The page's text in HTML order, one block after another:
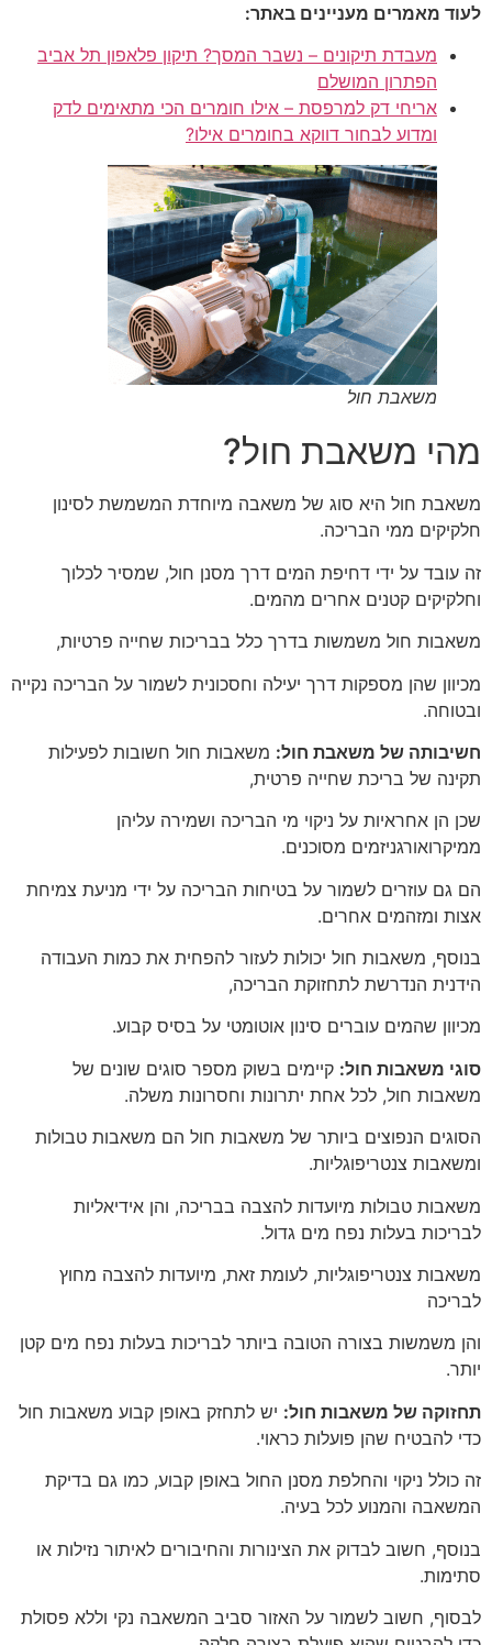
לעוד מאמרים מעניינים באתר:
מעבדת תיקונים – נשבר המסך? תיקון פלאפון תל אביב
הפתרון המושלם
אריחי דק למרפסת – אילו חומרים הכי מתאימים לדק
ומדוע לבחור דווקא בחומרים אילו?
משאבת חול
מהי משאבת חול?
משאבת חול היא סוג של משאבה מיוחדת המשמשת לסינון
חלקיקים ממי הבריכה.
זה עובד על ידי דחיפת המים דרך מסנן חול, שמסיר לכלוך
וחלקיקים קטנים אחרים מהמים.
משאבות חול משמשות בדרך כלל בבריכות שחייה פרטיות,
מכיוון שהן מספקות דרך יעילה וחסכונית לשמור על הבריכה נקייה
ובטוחה.
חשיבותה של משאבת חול: משאבות חול חשובות לפעילות
תקינה של בריכת שחייה פרטית,
שכן הן אחראיות על ניקוי מי הבריכה ושמירה עליהן
ממיקרואורגניזמים מסוכנים.
הם גם עוזרים לשמור על בטיחות הבריכה על ידי מניעת צמיחת
אצות ומזהמים אחרים.
בנוסף, משאבות חול יכולות לעזור להפחית את כמות העבודה
הידנית הנדרשת לתחזוקת הבריכה,
מכיוון שהמים עוברים סינון אוטומטי על בסיס קבוע.
סוגי משאבות חול: קיימים בשוק מספר סוגים שונים של
משאבות חול, לכל אחת יתרונות וחסרונות משלה.
הסוגים הנפוצים ביותר של משאבות חול הם משאבות טבולות
ומשאבות צנטריפוגליות.
משאבות טבולות מיועדות להצבה בבריכה, והן אידיאליות
לבריכות בעלות נפח מים גדול.
משאבות צנטריפוגליות, לעומת זאת, מיועדות להצבה מחוץ
לבריכה
והן משמשות בצורה הטובה ביותר לבריכות בעלות נפח מים קטן
יותר.
תחזוקה של משאבות חול: יש לתחזק באופן קבוע משאבות חול
כדי להבטיח שהן פועלות כראוי.
זה כולל ניקוי והחלפת מסנן החול באופן קבוע, כמו גם בדיקת
המשאבה והמנוע לכל בעיה.
בנוסף, חשוב לבדוק את הצינורות והחיבורים לאיתור נזילות או
סתימות.
לבסוף, חשוב לשמור על האזור סביב המשאבה נקי וללא פסולת